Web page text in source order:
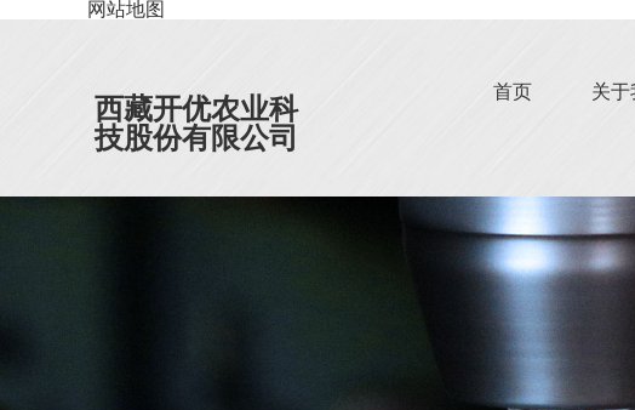
网站地图
西藏开优农业科
技股份有限公司
首页 关于